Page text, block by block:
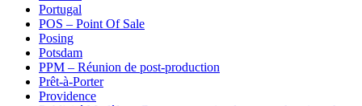
Portugal
POS – Point Of Sale
Posing
Potsdam
PPM – Réunion de post-production
Prêt-à-Porter
Providence